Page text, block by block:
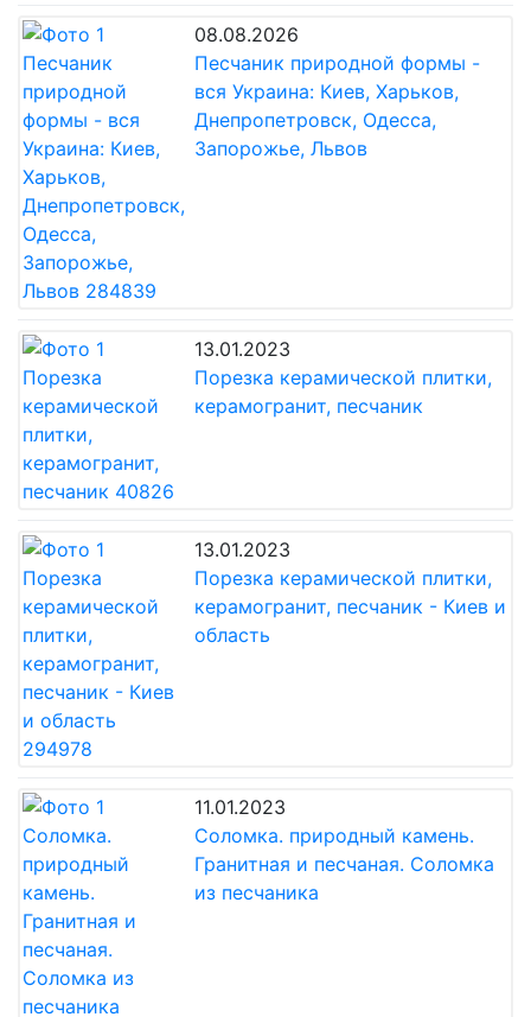
08.08.2026
Песчаник природной формы -
вся Украина: Киев, Харьков,
Днепропетровск, Одесса,
Запорожье, Львов
13.01.2023
Порезка керамической плитки,
керамогранит, песчаник
13.01.2023
Порезка керамической плитки,
керамогранит, песчаник - Киев и
область
11.01.2023
Соломка. природный камень.
Гранитная и песчаная. Соломка
из песчаника